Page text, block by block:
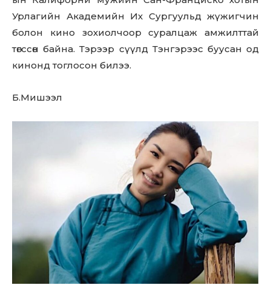
Урлагийн Академийн Их Сургуульд жүжигчин
болон кино зохиолчоор суралцаж амжилттай
төгссөн байна. Тэрээр сүүлд Тэнгэрээс буусан од
кинонд тоглосон билээ.
Б.Мишээл